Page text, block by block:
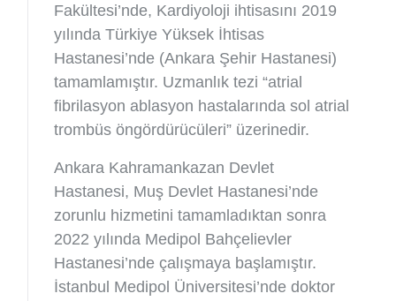
Fakültesi’nde, Kardiyoloji ihtisasını 2019
yılında Türkiye Yüksek İhtisas
Hastanesi’nde (Ankara Şehir Hastanesi)
tamamlamıştır. Uzmanlık tezi “atrial
fibrilasyon ablasyon hastalarında sol atrial
trombüs öngördürücüleri” üzerinedir.
Ankara Kahramankazan Devlet
Hastanesi, Muş Devlet Hastanesi’nde
zorunlu hizmetini tamamladıktan sonra
2022 yılında Medipol Bahçelievler
Hastanesi’nde çalışmaya başlamıştır.
İstanbul Medipol Üniversitesi’nde doktor